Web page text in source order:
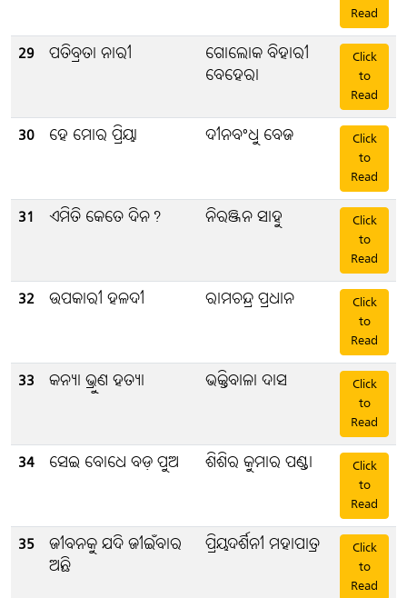
Read
29 ପତିବ୍ରତା ନାରୀ
ଗୋଲୋକ ବିହାରୀ
ବେହେରା
Click
to
Read
30 ହେ ମୋର ପ୍ରିୟା ଦୀନବଂଧୁ ବେଜ
Click
to
Read
31 ଏମିତି କେତେ ଦିନ? ନିରଞ୍ଜନ ସାହୁ
Click
to
Read
32 ଉପକାରୀ ହଳଦୀ ରାମଚନ୍ଦ୍ର ପ୍ରଧାନ
Click
to
Read
33 କନ୍ୟା ଭ୍ରୁଣ ହତ୍ୟା ଭକ୍ତିବାଳା ଦାସ
Click
to
Read
34 ସେଇ ବୋଧେ ବଡ଼ ପୁଅ ଶିଶିର କୁମାର ପଣ୍ଡା
Click
to
Read
35
ଜୀବନକୁ ଯଦି ଜୀଇଁବାର
ଅଛି
ପ୍ରିୟଦର୍ଶିନୀ ମହାପାତ୍ର
Click
to
Read